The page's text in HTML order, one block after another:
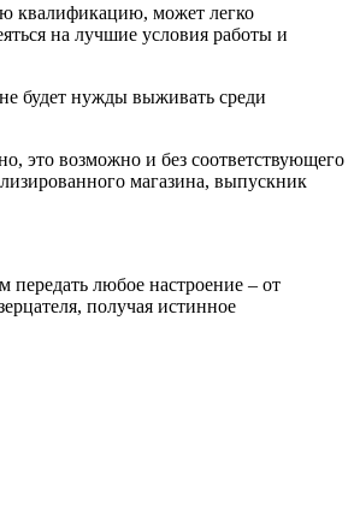
квалификацию, может легко
на лучшие условия работы и
будет нужды выживать среди
это возможно и без соответствующего
магазина, выпускник
любое настроение – от
получая истинное